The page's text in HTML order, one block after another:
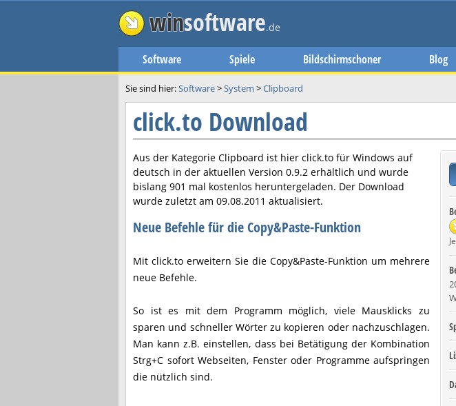
winsoftware.de
Software Spiele Bildschirmschoner Blog
Sie sind hier:Software>System >Clipboard
click.to Download
Aus der Kategorie Clipboard ist hier click.to für Windows auf
deutsch in der aktuellen Version 0.9.2 erhältlich und wurde
bislang 901 mal kostenlos heruntergeladen. Der Download
wurde zuletzt am 09.08.2011 aktualisiert.
Neue Befehle für die Copy&Paste-Funktion
Mit click.to erweitern Sie die Copy&Paste-Funktion um mehrere
neue Befehle.
So ist es mit dem Programm möglich, viele Mausklicks zu
sparen und schneller Wörter zu kopieren oder nachzuschlagen.
Man kann z.B. einstellen, dass bei Betätigung der Kombination
Strg+C sofort Webseiten, Fenster oder Programme aufspringen
die nützlich sind.